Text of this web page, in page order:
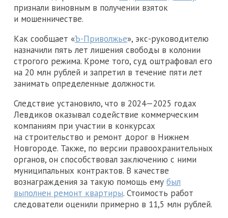
признали виновным в получении взяток
и мошенничестве.
Как сообщает «Ъ-Приволжье», экс-руководителю
назначили пять лет лишения свободы в колонии
строгого режима. Кроме того, суд оштрафовал его
на 20 млн рублей и запретил в течение пяти лет
занимать определенные должности.
Следствие установило, что в 2024—2025 годах
Левдиков оказывал содействие коммерческим
компаниям при участии в конкурсах
на строительство и ремонт дорог в Нижнем
Новгороде. Также, по версии правоохранительных
органов, он способствовал заключению с ними
муниципальных контрактов. В качестве
вознаграждения за такую помощь ему был
выполнен ремонт квартиры. Стоимость работ
следователи оценили примерно в 11,5 млн рублей.